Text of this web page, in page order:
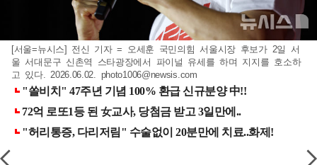
[서울=뉴시스] 전신 기자 = 오세훈 국민의힘 서울시장 후보가 2일 서
울 서대문구 신촌역 스타광장에서 파이널 유세를 하며 지지를 호소하
고 있다. 2026.06.02. photo1006@newsis.com